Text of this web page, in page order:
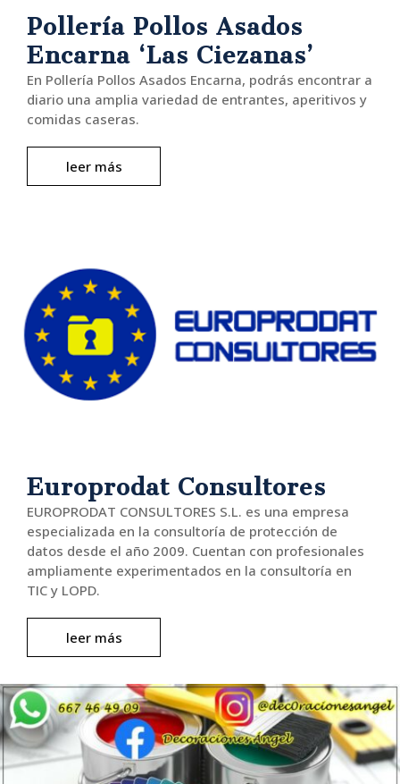
Pollería Pollos Asados
Encarna ‘Las Ciezanas’
En Pollería Pollos Asados Encarna, podrás encontrar a
diario una amplia variedad de entrantes, aperitivos y
comidas caseras.
leer más
Europrodat Consultores
EUROPRODAT CONSULTORES S.L. es una empresa
especializada en la consultoría de protección de
datos desde el año 2009. Cuentan con profesionales
ampliamente experimentados en la consultoría en
TIC y LOPD.
leer más